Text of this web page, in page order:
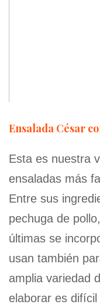
Ensalada César
Esta es nuestra
ensaladas más
Entre sus
pechuga de
últimas se
usan también
amplia variedad
elaborar es